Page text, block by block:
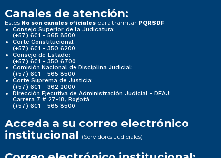
Canales de atención:
Estos No son canales oficiales para tramitar PQRSDF
Consejo Superior de la Judicatura:
(+57) 601 - 565 8500
Corte Constitucional:
(+57) 601 - 350 6200
Consejo de Estado:
(+57) 601 - 350 6700
Comisión Nacional de Disciplina Judicial:
(+57) 601 - 565 8500
Corte Suprema de Justicia:
(+57) 601 - 362 2000
Dirección Ejecutiva de Administración Judicial - DEAJ:
Carrera 7 # 27-18, Bogotá
(+57) 601 - 565 8500
Acceda a su correo electrónico
institucional (Servidores Judiciales)